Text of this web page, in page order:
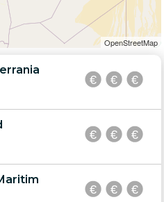
OpenStreetMap